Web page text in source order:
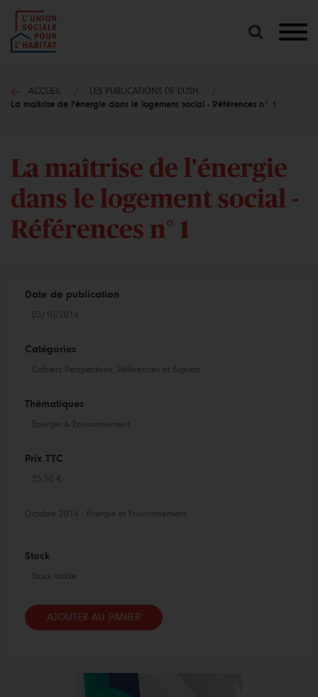
Lancer
ACCUEIL
LES PUBLICATIONS DE L'USH
La maîtrise de l'énergie dans le logement social - Références n° 1
La maîtrise de l'énergie
dans le logement social -
Références n° 1
Date de publication
03/10/2014
Catégories
Cahiers Perspectives, Références et Signets
Thématiques
Énergie & Environnement
Prix TTC
25,50 €
Octobre 2014 - Energie et Environnement
Stock
Stock faible